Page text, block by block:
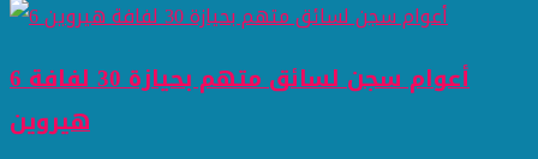
6 أعوام سجن لسائق متهم بحيازة 30 لفافة
هيروين